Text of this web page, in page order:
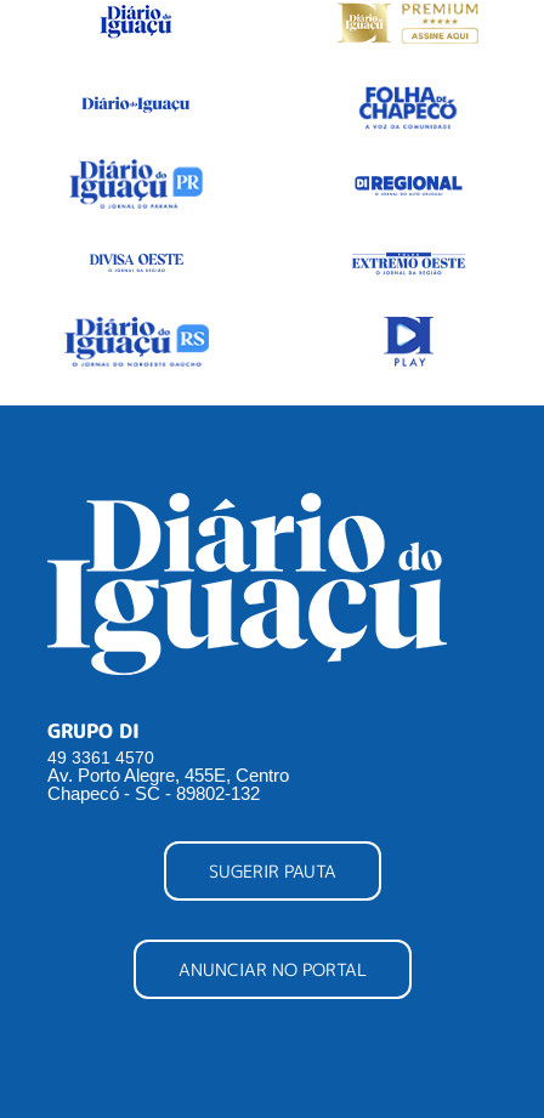
GRUPO DI
49 3361 4570
Av. Porto Alegre, 455E, Centro
Chapecó - SC - 89802-132
SUGERIR PAUTA
ANUNCIAR NO PORTAL